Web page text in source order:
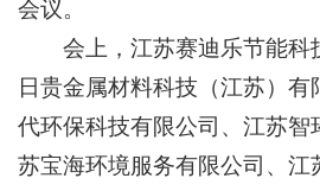
会议。
会上，江苏赛迪乐节能科
日贵金属材料科技（江苏）
代环保科技有限公司、江苏智
苏宝海环境服务有限公司、江